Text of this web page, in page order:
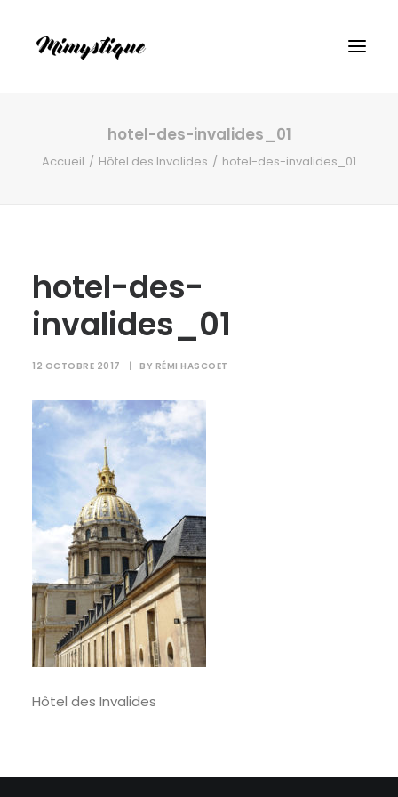
RECHERCHE
hotel-des-invalides_01
Accueil Hôtel des Invalides hotel-des-invalides_01
hotel-des-
invalides_01
12 OCTOBRE 2017 | BY RÉMI HASCOET
Hôtel des Invalides